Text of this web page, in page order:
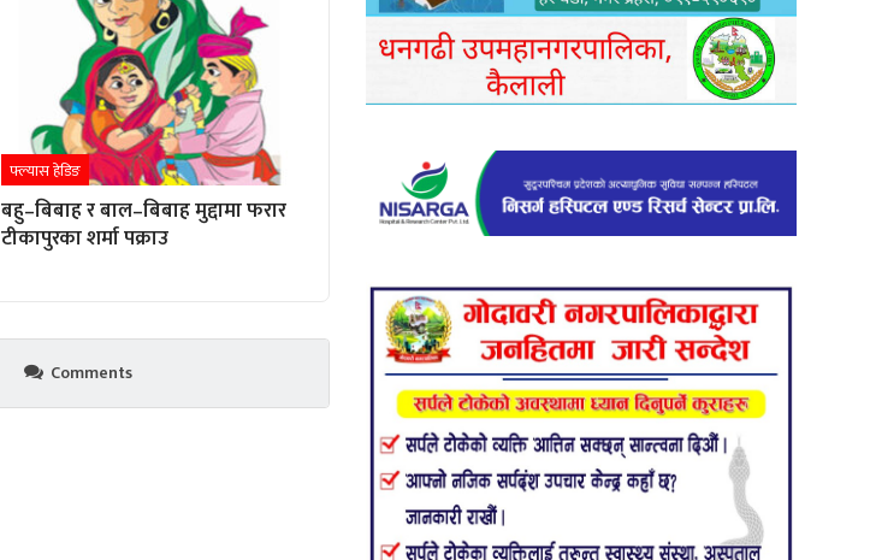
फ्ल्यास हेडिङ
बहु–बिबाह र बाल–बिबाह मुद्दामा फरार
टीकापुरका शर्मा पक्राउ
Comments